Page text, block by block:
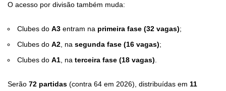
O acesso por divisão também muda:
Clubes doA3 entram na primeira fase (32 vagas);
Clubes doA2, nasegunda fase (16 vagas);
Clubes doA1, naterceira fase (18 vagas).
Serão 72 partidas (contra 64 em 2026), distribuídas em 11